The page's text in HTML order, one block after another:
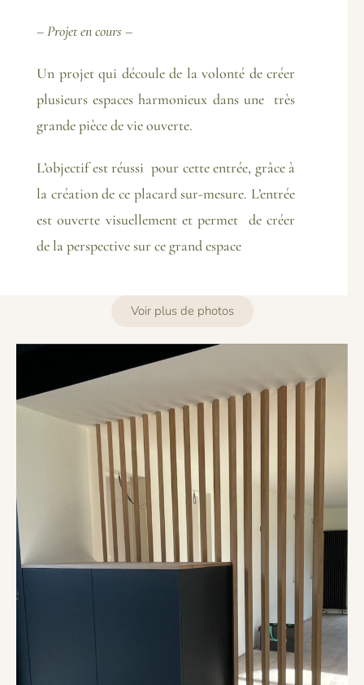
– Projet en cours –
Un projet qui découle de la volonté de créer
plusieurs espaces harmonieux dans une très
grande pièce de vie ouverte.
L’objectif est réussi pour cette entrée, grâce à
la création de ce placard sur-mesure. L’entrée
est ouverte visuellement et permet de créer
de la perspective sur ce grand espace
Voir plus de photos